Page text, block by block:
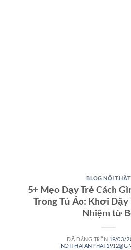
BLOG NỘI THẤT
5+ Mẹo Dạy Trẻ Cách
Trong Tủ Áo: Khơi Dậy
Nhiệm từ
ĐÃ ĐĂNG TRÊN 19/03/